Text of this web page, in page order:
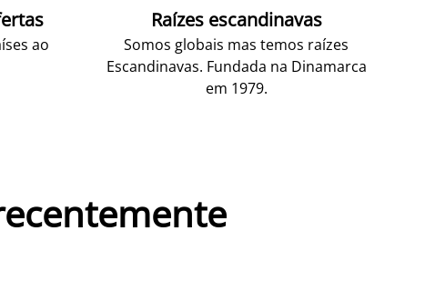
ao
Raízes escandinavas
Somos globais mas temos raízes
Escandinavas. Fundada na Dinamarca
em 1979.